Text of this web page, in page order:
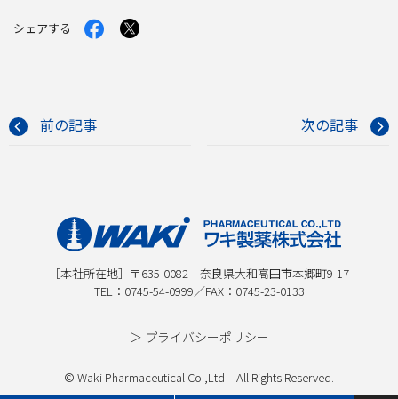
シェアする Facebook
で
X
で
前の記事 次の記事
［本社所在地］〒635-0082 奈良県大和高田市本郷町9-17
TEL： 0745-54-0999／FAX：0745-23-0133
＞ プライバシーポリシー
© Waki Pharmaceutical Co.,Ltd All Rights Reserved.